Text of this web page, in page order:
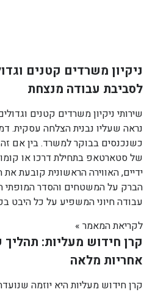
ניקיון משרדים קטנים
לסביבת עבודה מנצחת
שירותי ניקיון משרדים קטנים
נראה שעליו נבנית הצלחה עסקית.
כשנכנסים בבוקר למשרד. בין אם זה
של סטארטאפ בתחילת דרכו או
ידיים, האווירה הראשונית קובעת את
הברק על המשטחים והסדר המופתי
עבודה חיוני המשפיע על כל היבט
לקריאת המאמר »
קרן חידוש מעליות:
אחריות מלאה
קרן חידוש מעליות היא יוזמה